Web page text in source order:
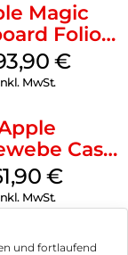
und fortlaufend
Magic
Folio
(10.Gen.)
Weiß
€
MwSt.
Case
15 Pro
Schwarz
€
MwSt.